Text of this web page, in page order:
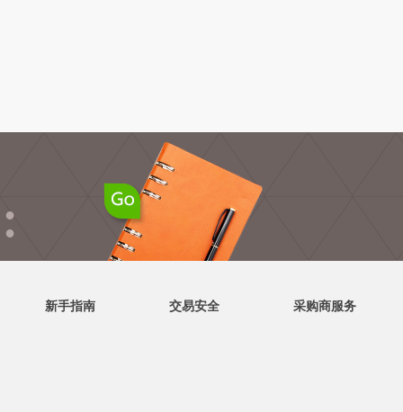
●
●
新手指南 交易安全 采购商服务